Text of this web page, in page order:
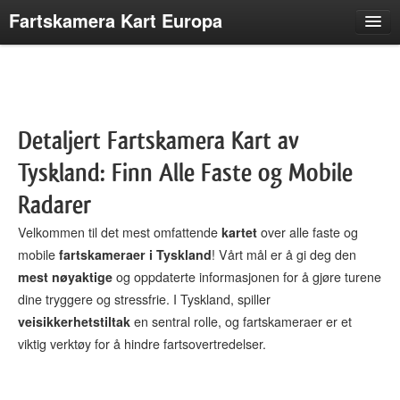
Fartskamera Kart Europa
Italia
Tyskland
Sveits
Spania
Irland
Portugal
Nederland
Detaljert Fartskamera Kart av
Tyskland: Finn Alle Faste og Mobile
Radarer
Velkommen til det mest omfattende kartet over alle faste og
mobile fartskameraer i Tyskland! Vårt mål er å gi deg den
mest nøyaktige og oppdaterte informasjonen for å gjøre turene
dine tryggere og stressfrie. I Tyskland, spiller
veisikkerhetstiltak en sentral rolle, og fartskameraer er et
viktig verktøy for å hindre fartsovertredelser.